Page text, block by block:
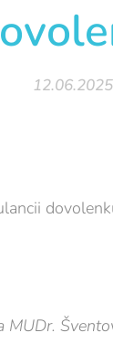
12.06.2025
MUDr.